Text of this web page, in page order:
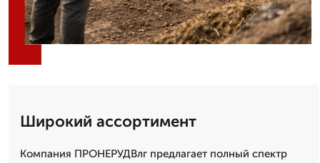
Широкий ассортимент
Компания ПРОНЕРУДВлг предлагает полный спектр